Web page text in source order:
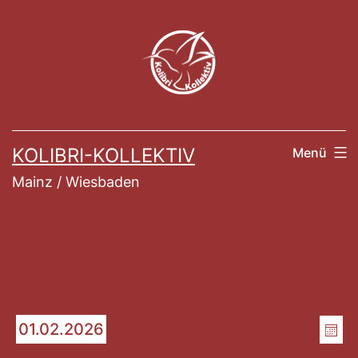
KOLIBRI-KOLLEKTIV
Mainz / Wiesbaden
Menü
01.02.2026